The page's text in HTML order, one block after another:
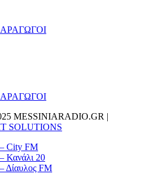
MESSINIARADIO.GR |
SOLUTIONS
– City FM
– Κανάλι 20
– Δίαυλος FM